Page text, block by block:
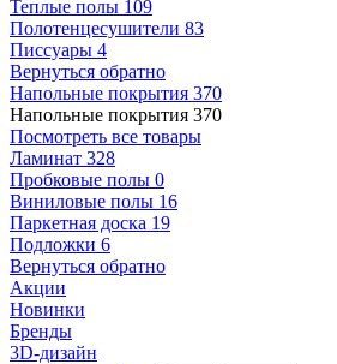
Теплые полы 109
Полотенцесушители 83
Писсуары 4
Вернуться обратно
Напольные покрытия 370
Напольные покрытия 370
Посмотреть все товары
Ламинат 328
Пробковые полы 0
Виниловые полы 16
Паркетная доска 19
Подложки 6
Вернуться обратно
Акции
Новинки
Бренды
3D-дизайн